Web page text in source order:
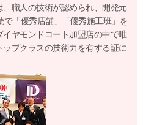
職人の技術が認められ、開発元
「優秀店舗」「優秀施工班」を
ヤモンドコート加盟店の中で唯
プクラスの技術力を有する証に